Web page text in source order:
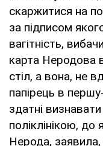
скаржитися на
за підписом
вагітність,
карта Неродова
стіл, а вона, не
папірець в
здатні
поліклінікою, до
Нерода,